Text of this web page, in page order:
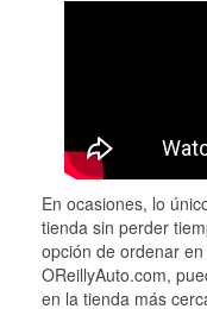
En ocasiones, lo
tienda sin perder
opción de ordenar
OReillyAuto.com,
en la tienda más